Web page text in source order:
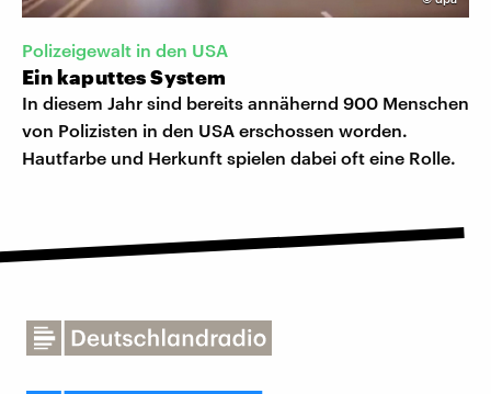
Polizeigewalt in den USA
Ein kaputtes System
In diesem Jahr sind bereits annähernd 900 Menschen
von Polizisten in den USA erschossen worden.
Hautfarbe und Herkunft spielen dabei oft eine Rolle.